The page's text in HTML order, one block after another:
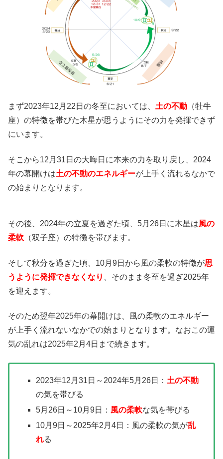
まず2023年12月22日の冬至においては、 土の不動 （牡牛
座）の特徴を帯びた木星が思うようにその力を発揮できず
にいます。
そこから12月31日の大晦日に本来の力を取り戻し、2024
年の幕開けは土の不動のエネルギーが上手く流れるなかで
の始まりとなります。
その後、2024年の立夏を過ぎた頃、5月26日に木星は風の
柔軟 （双子座）の特徴を帯びます。
そして秋分を過ぎた頃、10月9日から風の柔軟の特徴が思
うように発揮できなくなり
、そのまま冬至を過ぎ2025年
を迎えます。
そのため翌年2025年の幕開けは、風の柔軟のエネルギー
が上手く流れないなかでの始まりとなります。なおこの運
気の乱れは2025年2月4日まで続きます。
2023年12月31日～2024年5月26日： 土の不動
の気を帯びる
5月26日～10月9日： 風の柔軟な気を帯びる
10月9日～2025年2月4日：風の柔軟の気が乱
れる